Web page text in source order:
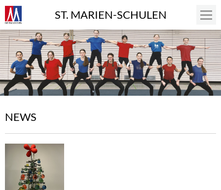
ST. MARIEN-SCHULEN
NEWS